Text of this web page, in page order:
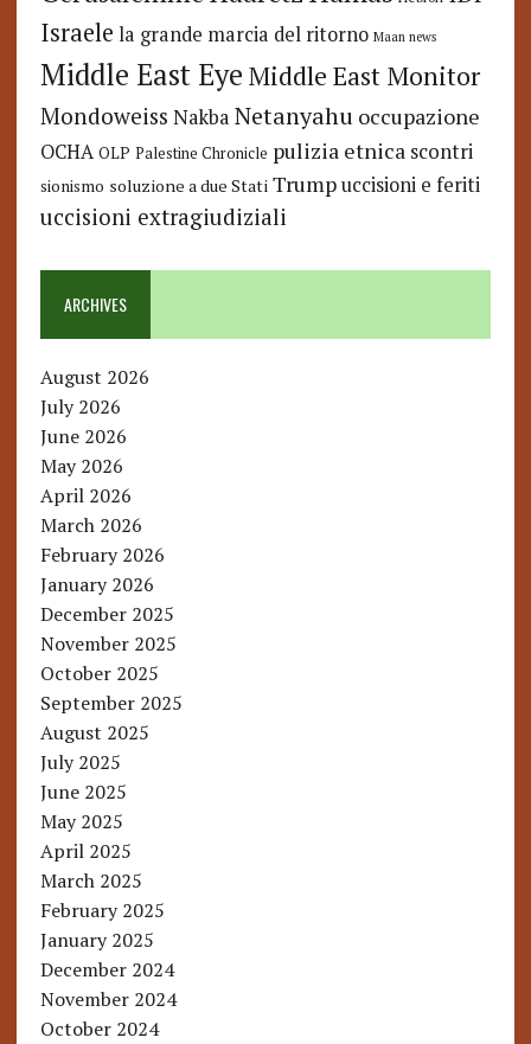
Israele la grande marcia del ritorno Maan news
Middle East Eye Middle East Monitor
Mondoweiss Nakba Netanyahu occupazione
OCHA OLP Palestine Chronicle pulizia etnica scontri
sionismo soluzione a due Stati Trump uccisioni e feriti
uccisioni extragiudiziali
ARCHIVES
August 2026
July 2026
June 2026
May 2026
April 2026
March 2026
February 2026
January 2026
December 2025
November 2025
October 2025
September 2025
August 2025
July 2025
June 2025
May 2025
April 2025
March 2025
February 2025
January 2025
December 2024
November 2024
October 2024